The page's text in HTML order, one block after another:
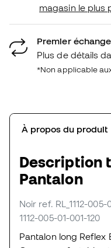
magasin le plus
Premier
Plus de détails
*Non applicable
À propos du produit
Description
Pantalon
Noir ref. RL_1112-005-
1112-005-01-001-120
Pantalon long Reflex